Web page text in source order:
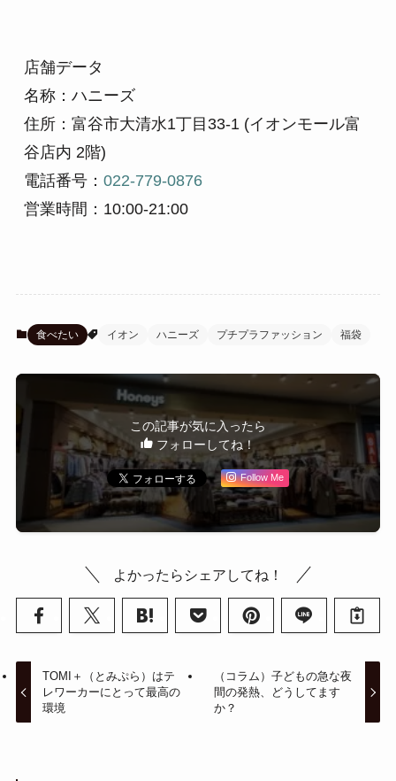
店舗データ
名称：ハニーズ
住所：富谷市大清水1丁目33-1 (イオンモール富
谷店内 2階)
電話番号： 022-779-0876
営業時間：10:00-21:00
食べたい イオン ハニーズ プチプラファッション 福袋
この記事が気に入ったら
フォローしてね！
Follow Me
よかったらシェアしてね！
TOMI＋（とみぷら）はテ
レワーカーにとって最高の
環境
（コラム）子どもの急な夜
間の発熱、どうしてます
か？